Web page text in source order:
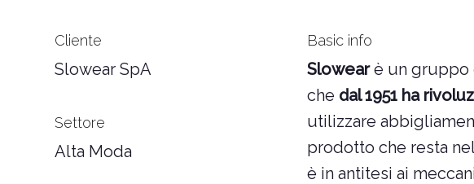
Cliente
Slowear SpA
Settore
Alta Moda
Basic info
Slowearè un gruppo
che dal 1951 ha
utilizzare
prodotto che resta
è in antitesi ai